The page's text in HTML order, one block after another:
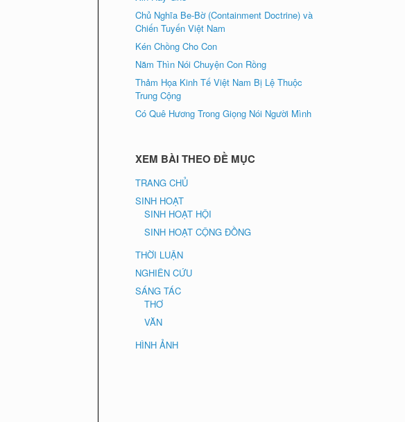
Chủ Nghĩa Be-Bờ (Containment Doctrine) và
Chiến Tuyến Việt Nam
Kén Chồng Cho Con
Năm Thìn Nói Chuyện Con Rồng
Thảm Họa Kinh Tế Việt Nam Bị Lệ Thuộc
Trung Cộng
Có Quê Hương Trong Giọng Nói Người Mình
XEM BÀI THEO ĐỀ MỤC
TRANG CHỦ
SINH HOẠT
SINH HOẠT HỘI
SINH HOẠT CỘNG ĐỒNG
THỜI LUẬN
NGHIÊN CỨU
SÁNG TÁC
THƠ
VĂN
HÌNH ẢNH